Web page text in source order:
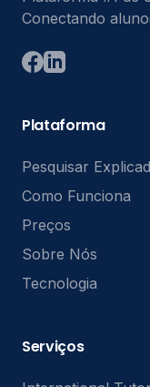
Conectando
Plataforma
Pesquisar
Como Funciona
Preços
Sobre Nós
Tecnologia
Serviços